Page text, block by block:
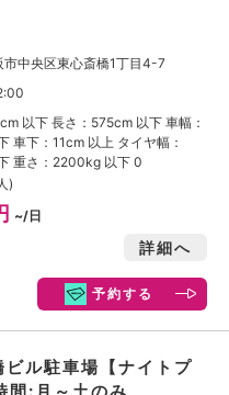
市中央区東心斎橋1丁目4-7
以下 長さ：575cm 以下 車幅：
車下：11cm 以上 タイヤ幅：
重さ：2200kg 以下 0
)
~/日
詳細へ
予約する
ル駐車場【ナイトプ